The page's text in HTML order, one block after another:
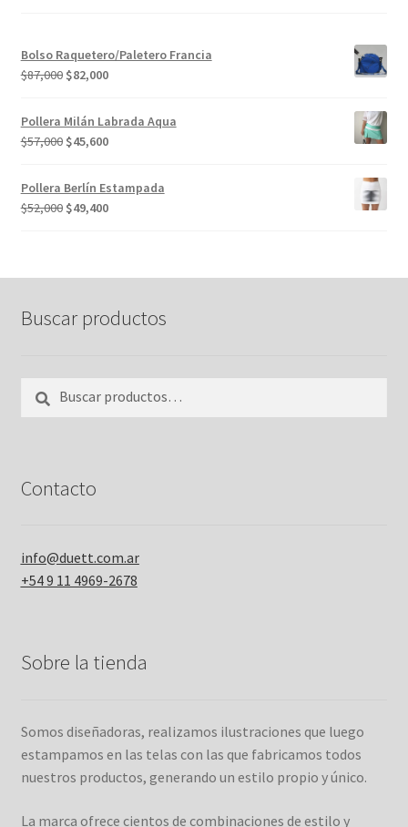
Bolso Raquetero/Paletero Francia
$87,000 El
original
era:
$87,000.
$82,000El
actual
Pollera Milán Labrada Aqua
$57,000 El
original
era:
$57,000.
$45,600El
Pollera Berlín Estampada
$52,000 El
$49,400El
Buscar productos
por:
Contacto
info@duett.com.ar
+54 9 11 4969-2678
Sobre la tienda
Somos diseñadoras, realizamos ilustraciones que luego
estampamos en las telas con las que fabricamos todos
nuestros productos, generando un estilo propio y único.
La marca ofrece cientos de combinaciones de estilo y